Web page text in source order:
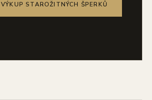
VÝKUP STAROŽITNÝCH ŠPERKŮ